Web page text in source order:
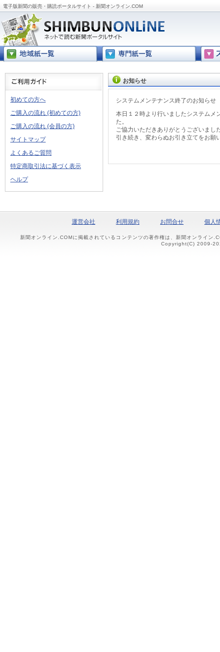
電子版新聞の販売・購読ポータルサイト - 新聞オンライン.COM
初めての方へ
ご購入の流れ (初めての方)
ご購入の流れ (会員の方)
サイトマップ
よくあるご質問
特定商取引法に基づく表示
ヘルプ
お知らせ
システムメンテナンス終了のお知らせ
本日１２時より行いましたシステムメ
た。
ご協力いただきありがとうございまし
引き続き、変わらぬお引き立てをお願
運営会社 利用規約 お問合せ 個人
新聞オンライン.COMに掲載されているコンテンツの著作権は、新聞オンライン
Copyright(C) 2009-